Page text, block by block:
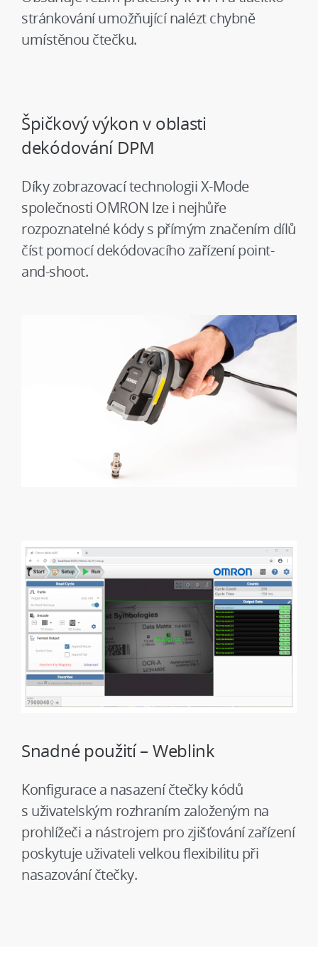
stránkování umožňující nalézt chybně
umístěnou čtečku.
Špičkový výkon v oblasti
dekódování DPM
Díky zobrazovací technologii X-Mode
společnosti OMRON lze i nejhůře
rozpoznatelné kódy s přímým značením dílů
číst pomocí dekódovacího zařízení point-
and-shoot.
Snadné použití – Weblink
Konfigurace a nasazení čtečky kódů
s uživatelským rozhraním založeným na
prohlížeči a nástrojem pro zjišťování zařízení
poskytuje uživateli velkou flexibilitu při
nasazování čtečky.